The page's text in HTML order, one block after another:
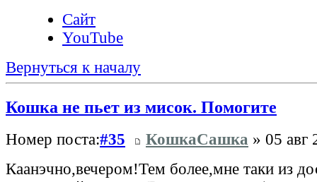
Сайт
YouTube
Вернуться к началу
Кошка не пьет из мисок. Помогите
Номер поста:#35 КошкаСашка » 05 авг
Каанэчно,вечером!Тем более,мне таки из